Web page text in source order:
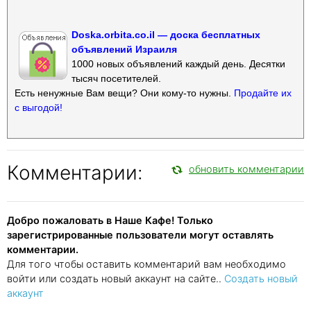
Doska.orbita.co.il — доска бесплатных
объявлений Израиля
1000 новых объявлений каждый день. Десятки
тысяч посетителей.
Есть ненужные Вам вещи? Они кому-то нужны. Продайте их
с выгодой!
Комментарии: обновить комментарии
Добро пожаловать в Наше Кафе! Только
зарегистрированные пользователи могут оставлять
комментарии.
Для того чтобы оставить комментарий вам необходимо
войти или создать новый аккаунт на сайте.. Создать новый
аккаунт